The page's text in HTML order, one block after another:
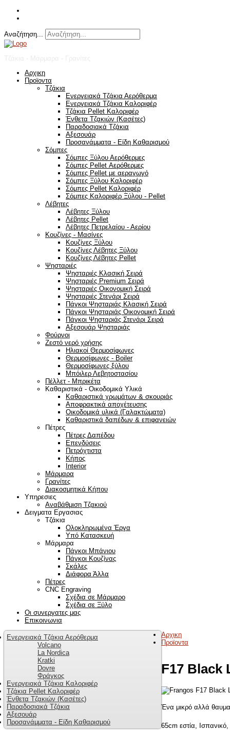
Αναζήτηση...
Αρχικη
Προϊοντα
Τζάκια
Ενεργειακά Τζάκια Αερόθερμα
Ενεργειακά Τζάκια Καλοριφέρ
Τζάκια Pellet Καλοριφέρ
Ένθετα Τζακιών (Κασέτες)
Παραδοσιακά Τζάκια
Αξεσουάρ
Προσανάμματα - Είδη Καθαρισμού
Σόμπες
Σόμπες Ξύλου Αερόθερμες
Σόμπες Pellet Αερόθερμες
Σόμπες Pellet με αεραγωγό
Σόμπες Ξύλου Καλοριφέρ
Σόμπες Pellet Καλοριφέρ
Σόμπες Καλοριφέρ Ξύλου - Pellet
Λέβητες
Λέβητες Ξύλου
Λέβητες Pellet
Λέβητες Πετρελαίου - Αερίου
Κουζίνες - Μασίνες
Κουζίνες Ξύλου
Κουζίνες Λέβητες Ξύλου
Κουζίνες Λέβητες Pellet
Ψησταριές
Ψησταριές Κλασική Σειρά
Ψησταριές Premium Σειρά
Ψησταριές Οικονομική Σειρά
Ψησταριές Στενάρι Σειρά
Πάγκοι Ψησταριάς Κλασική Σειρά
Πάγκοι Ψησταριάς Οικονομική Σειρά
Πάγκοι Ψησταριάς Στενάρι Σειρά
Αξεσουάρ Ψησταριάς
Φούρνοι
Ζεστό νερό χρήσης
Ηλιακοί Θερμοσίφωνες
Θερμοσίφωνες - Boiler
Θερμοσίφωνες ξύλου
Μπόιλερ Λεβητοστασίου
Πέλλετ - Μπρικέτα
Καθαριστικά - Οικοδομικά Υλικά
Καθαριστικά χρωμάτων & σκουριάς
Αποφρακτικά αποχέτευσης
Οικοδομικά υλικά (Γαλακτώματα)
Καθαριστικά δαπέδων & επιφανειών
Πέτρες
Πέτρες Δαπέδου
Επενδύσεις
Πετρόχτιστα
Κήπος
Interior
Μάρμαρα
Γρανίτες
Διακοσμητικά Κήπου
Υπηρεσιες
Αναβάθμιση Τζακιού
Δειγματα Εργασιας
Τζάκια
Ολοκληρωμένα Έργα
Υπό Κατασκευή
Μάρμαρα
Πάγκοι Μπάνιου
Πάγκοι Κουζίνας
Σκάλες
Διάφορα Άλλα
Πέτρες
CNC Engraving
Σχέδια σε Μάρμαρο
Σχέδια σε Ξύλο
Οι συνεργατες μας
Επικοινωνια
Ενεργειακά Τζάκια Αερόθερμα
Volcano
La Nordica
Kratki
Dovre
Φράγκος
Ενεργειακά Τζάκια Καλοριφέρ
Τζάκια Pellet Καλοριφέρ
Ένθετα Τζακιών (Κασέτες)
Παραδοσιακά Τζάκια
Αξεσουάρ
Προσανάμματα - Είδη Καθαρισμού
F17 Black
Ένα μικρό αλλά
65cm εστία,
Αρχικη
Προϊοντα